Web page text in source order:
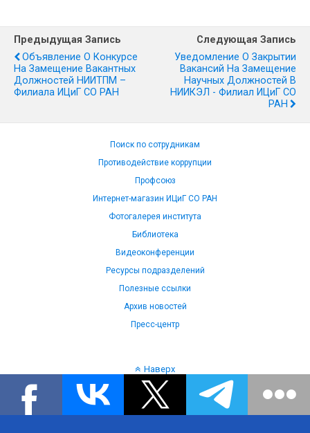
Предыдущая Запись
Объявление О Конкурсе
На Замещение Вакантных
Должностей НИИТПМ –
Филиала ИЦиГ СО РАН
Следующая Запись
Уведомление О Закрытии
Вакансий На Замещение
Научных Должностей В
НИИКЭЛ - Филиал ИЦиГ СО
РАН
Поиск по сотрудникам
Противодействие коррупции
Профсоюз
Интернет-магазин ИЦиГ СО РАН
Фотогалерея института
Библиотека
Видеоконференции
Ресурсы подразделений
Полезные ссылки
Архив новостей
Пресс-центр
Наверх